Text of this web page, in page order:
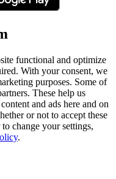
functional and optimize
With your consent, we
purposes. Some of
These help us
and ads here and on
or not to accept these
change your settings,
.